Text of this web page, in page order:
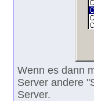
Wenn es dann
Server andere
Server.